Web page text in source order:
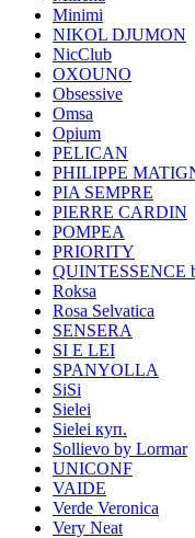
Minimi
NIKOL DJUMON
NicClub
OXOUNO
Obsessive
Omsa
Opium
PELICAN
PHILIPPE
PIA SEMPRE
PIERRE CARDIN
POMPEA
PRIORITY
QUINTESSENCE
Roksa
Rosa Selvatica
SENSERA
SI E LEI
SPANYOLLA
SiSi
Sielei
Sielei куп.
Sollievo by Lormar
UNICONF
VAIDE
Verde Veronica
Very Neat